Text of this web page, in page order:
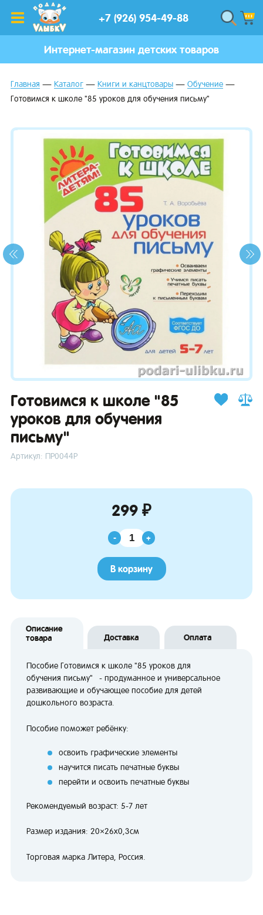
+7 (926) 954-49-88
Интернет-магазин детских товаров
Главная Каталог Книги и канцтовары
Обучение
Готовимся к школе "85 уроков для обучения письму"
Готовимся к школе "85
уроков для обучения
письму"
Артикул: ПР0044Р
299 ₽
- +
В корзину
Описание
товара
Доставка Оплата
Пособие Готовимся к школе "85 уроков для
обучения письму" - продуманное и универсальное
развивающие и обучающее пособие для детей
дошкольного возраста.
Пособие поможет ребёнку:
освоить графические элементы
научится писать печатные буквы
перейти и освоить печатные буквы
Рекомендуемый возраст: 5-7 лет
Размер издания: 20×26х0,3см
Торговая марка Литера, Россия.